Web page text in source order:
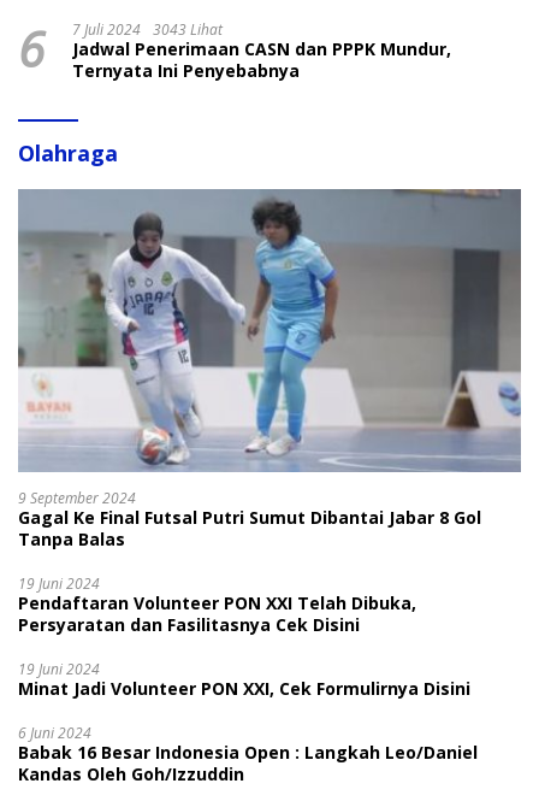
6 7 Juli 2024 3043 Lihat
Jadwal Penerimaan CASN dan PPPK Mundur,
Ternyata Ini Penyebabnya
Olahraga
9 September 2024
Gagal Ke Final Futsal Putri Sumut Dibantai Jabar 8 Gol
Tanpa Balas
19 Juni 2024
Pendaftaran Volunteer PON XXI Telah Dibuka,
Persyaratan dan Fasilitasnya Cek Disini
19 Juni 2024
Minat Jadi Volunteer PON XXI, Cek Formulirnya Disini
6 Juni 2024
Babak 16 Besar Indonesia Open : Langkah Leo/Daniel
Kandas Oleh Goh/Izzuddin